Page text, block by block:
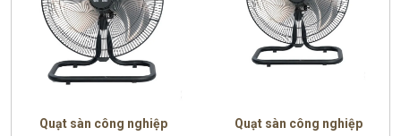
Quạt sàn công nghiệp
Quạt sàn công nghiệp